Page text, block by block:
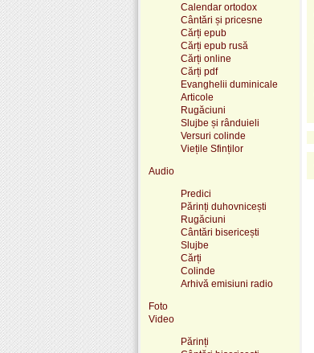
Calendar ortodox
Cântări și pricesne
Cărți epub
Cărți epub rusă
Cărți online
Cărți pdf
Evanghelii duminicale
Articole
Rugăciuni
Slujbe și rânduieli
Versuri colinde
Viețile Sfinților
Audio
Predici
Părinți duhovnicești
Rugăciuni
Cântări bisericești
Slujbe
Cărți
Colinde
Arhivă emisiuni radio
Foto
Video
Părinți